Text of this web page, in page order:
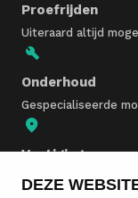
DEZE
Proefrijden
Uiteraard altijd
Onderhoud
Gespecialiseerde
Vestigingen
In heel Nederland